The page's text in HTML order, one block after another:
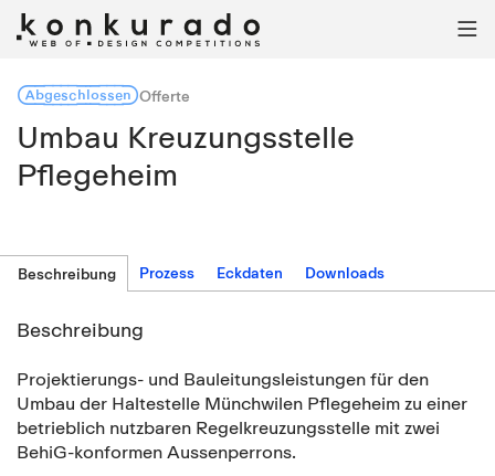

AbgeschlossenOfferte
Umbau Kreuzungsstelle
Pflegeheim
Beschreibung Prozess Eckdaten Downloads
Beschreibung
Projektierungs- und Bauleitungsleistungen für den
Umbau der Haltestelle Münchwilen Pflegeheim zu einer
betrieblich nutzbaren Regelkreuzungsstelle mit zwei
BehiG-konformen Aussenperrons.